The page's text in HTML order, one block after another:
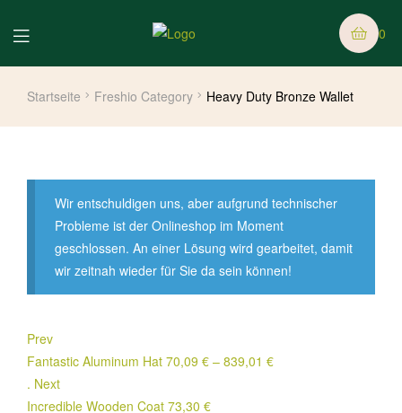
0
Startseite Freshio Category Heavy Duty Bronze Wallet
Wir entschuldigen uns, aber aufgrund technischer
Probleme ist der Onlineshop im Moment
geschlossen. An einer Lösung wird gearbeitet, damit
wir zeitnah wieder für Sie da sein können!
Prev
Fantastic Aluminum Hat 70,09 € – 839,01 €
. Next
Incredible Wooden Coat 73,30 €